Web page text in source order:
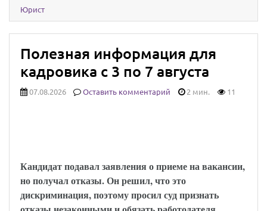
Юрист
Полезная информация для
кадровика с 3 по 7 августа
07.08.2026 Оставить комментарий 2 мин. 11
Кандидат подавал заявления о приеме на вакансии,
но получал отказы. Он решил, что это
дискриминация, поэтому просил суд признать